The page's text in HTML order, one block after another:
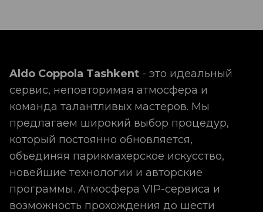
Aldo Coppola Tashkent - это идеальный
сервис, неповторимая атмосфера и
команда талантливых мастеров. Мы
предлагаем широкий выбор процедур,
который постоянно обновляется,
объединяя парикмахерское искусство,
новейшие технологии и авторские
программы. Атмосфера VIP-сервиса и
возможность прохождения до шести